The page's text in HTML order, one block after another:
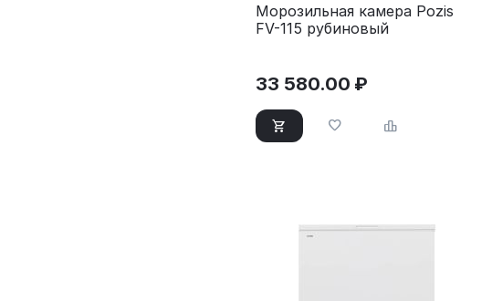
Морозильная камера Pozis
FV-115 рубиновый
33 580.00 ₽